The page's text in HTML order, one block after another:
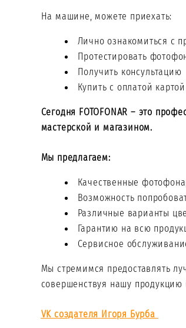
На машине, можете приехать:
Лично ознакомиться с
Протестировать
Получить консультацию
Купить с оплатой
Сегодня FOTOFONAR – это
мастерской и магазином.
Мы предлагаем:
Качественные
Возможность
Различные варианты
Гарантию на всю
Сервисное
Мы стремимся предоставлять
совершенствуя нашу продукцию
VK создателя Игоря Бурба